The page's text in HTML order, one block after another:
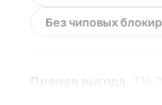
Без чиповых
Прямая выгода.